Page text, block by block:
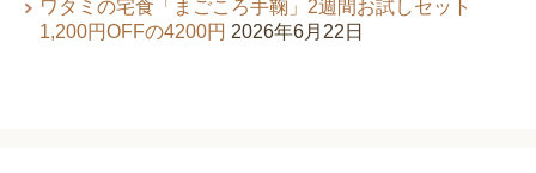
ワタミの宅食「まごころ手鞠」2週間お試しセット
1,200円OFFの4200円 2026年6月22日